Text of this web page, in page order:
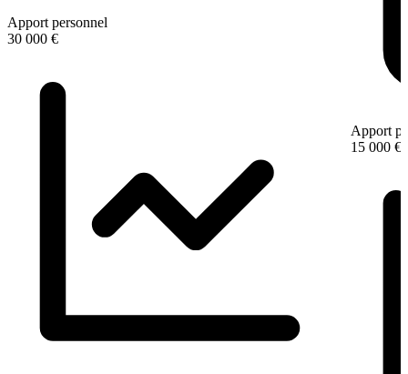
Apport personnel
30 000 €
Apport
15 000 €